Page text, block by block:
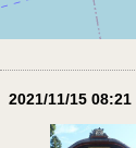
2021/11/15 08:21